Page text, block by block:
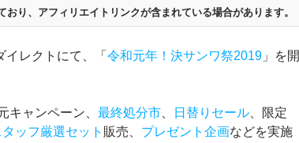
り、 アフィリエイトリンクが含まれている場合があります。
イレクトにて、「令和元年！決サンワ祭2019 」を開
キャンペーン、最終処分市 日替りセール 、限定
タッフ厳選セット 販売、 プレゼント企画などを実施